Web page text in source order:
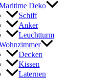
Deko
Schiff
Anker
Leuchtturm
Decken
Kissen
Laternen